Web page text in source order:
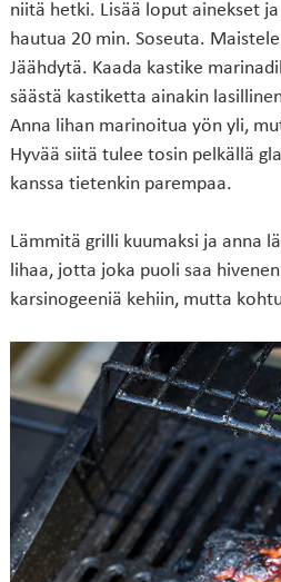
niitä hetki. Lisää loput ainekset
hautua 20 min. Soseuta.
Jäähdytä. Kaada kastike
säästä kastiketta ainakin
Anna lihan marinoitua yön yli,
Hyvää siitä tulee tosin pelkällä
kanssa tietenkin parempaa.
Lämmitä grilli kuumaksi ja anna
lihaa, jotta joka puoli saa
karsinogeeniä kehiin, mutta